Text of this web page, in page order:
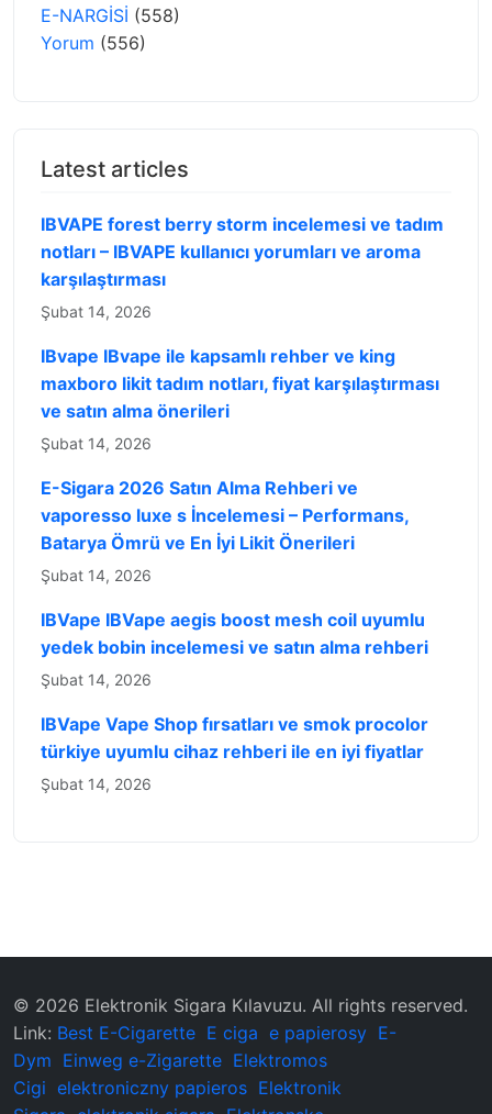
E-NARGİSİ (558)
Yorum (556)
Latest articles
IBVAPE forest berry storm incelemesi ve tadım
notları – IBVAPE kullanıcı yorumları ve aroma
karşılaştırması
Şubat 14, 2026
IBvape IBvape ile kapsamlı rehber ve king
maxboro likit tadım notları, fiyat karşılaştırması
ve satın alma önerileri
Şubat 14, 2026
E-Sigara 2026 Satın Alma Rehberi ve
vaporesso luxe s İncelemesi – Performans,
Batarya Ömrü ve En İyi Likit Önerileri
Şubat 14, 2026
IBVape IBVape aegis boost mesh coil uyumlu
yedek bobin incelemesi ve satın alma rehberi
Şubat 14, 2026
IBVape Vape Shop fırsatları ve smok procolor
türkiye uyumlu cihaz rehberi ile en iyi fiyatlar
Şubat 14, 2026
© 2026 ‌Elektronik Sigara Kılavuzu‌. All rights reserved.
Link: Best E-Cigarette E ciga e papierosy E-
Dym Einweg e-Zigarette Elektromos
Cigi elektroniczny papieros Elektronik